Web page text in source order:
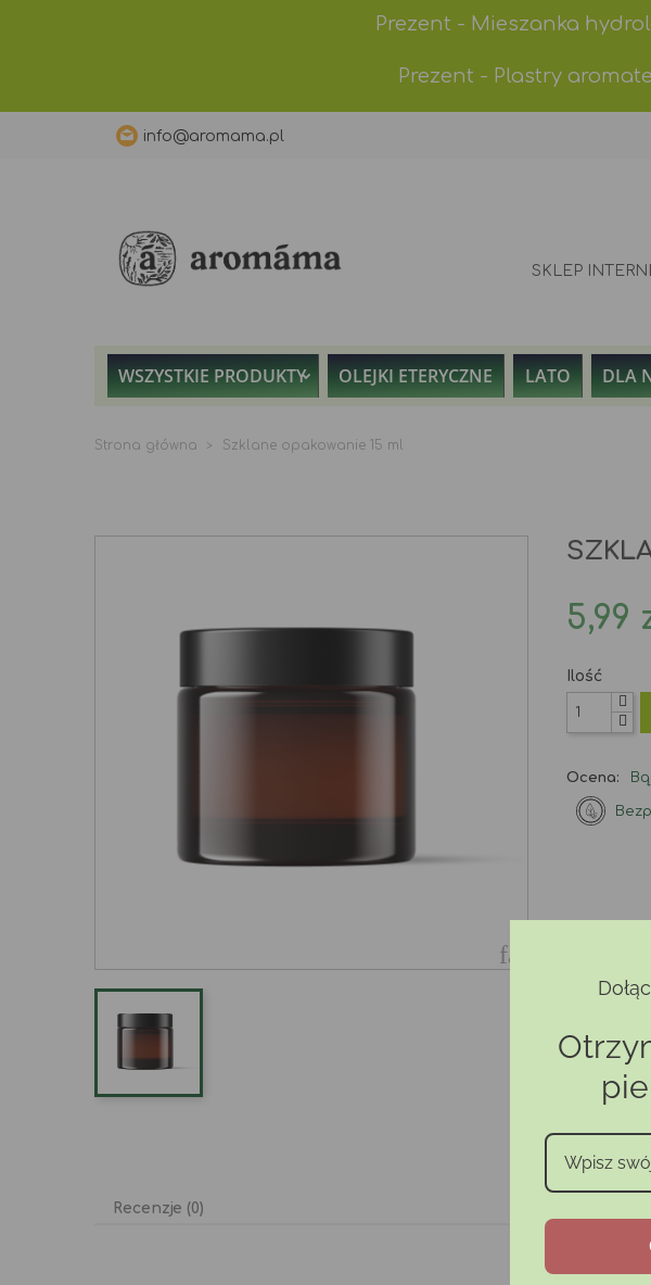
Prezent - Mieszanka
Prezent - Plastry
info@aromama.pl
SKLEP
WSZYSTKIE PRODUKTY OLEJKI ETERYCZNE LATO DLA
Strona główna Szklane opakowanie 15 ml
favorite
5,99
Ilość
Ocena:
Recenzje (0)